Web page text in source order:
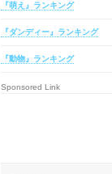
『萌え』ランキング
『ダンディー』ランキング
『動物』ランキング
Sponsored Link